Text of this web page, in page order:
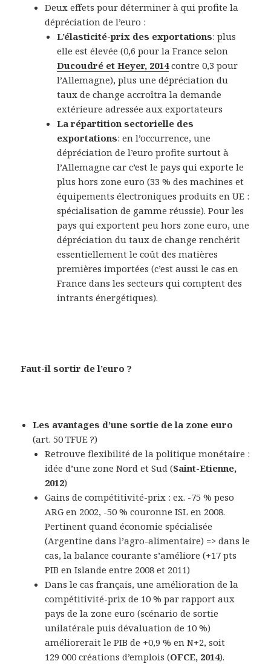
Deux effets pour déterminer à qui profite la
dépréciation de l’euro :
L’élasticité-prix des exportations: plus
elle est élevée (0,6 pour la France selon
Ducoudré et Heyer, 2014contre 0,3 pour
l’Allemagne), plus une dépréciation du
taux de change accroîtra la demande
extérieure adressée aux exportateurs
La répartition sectorielle des
exportations: en l’occurrence, une
dépréciation de l’euro profite surtout à
l’Allemagne car c’est le pays qui exporte le
plus hors zone euro (33 % des machines et
équipements électroniques produits en UE :
spécialisation de gamme réussie). Pour les
pays qui exportent peu hors zone euro, une
dépréciation du taux de change renchérit
essentiellement le coût des matières
premières importées (c’est aussi le cas en
France dans les secteurs qui comptent des
intrants énergétiques).
Faut-il sortir de l’euro ?
Les avantages d’une sortie de la zone euro
(art. 50 TFUE ?)
Retrouve flexibilité de la politique monétaire :
idée d’une zone Nord et Sud (Saint-Etienne,
2012)
Gains de compétitivité-prix : ex. -75 % peso
ARG en 2002, -50 % couronne ISL en 2008.
Pertinent quand économie spécialisée
(Argentine dans l’agro-alimentaire) => dans le
cas, la balance courante s’améliore (+17 pts
PIB en Islande entre 2008 et 2011)
Dans le cas français, une amélioration de la
compétitivité-prix de 10 % par rapport aux
pays de la zone euro (scénario de sortie
unilatérale puis dévaluation de 10 %)
améliorerait le PIB de +0,9 % en N+2, soit
129 000 créations d’emplois (OFCE, 2014).